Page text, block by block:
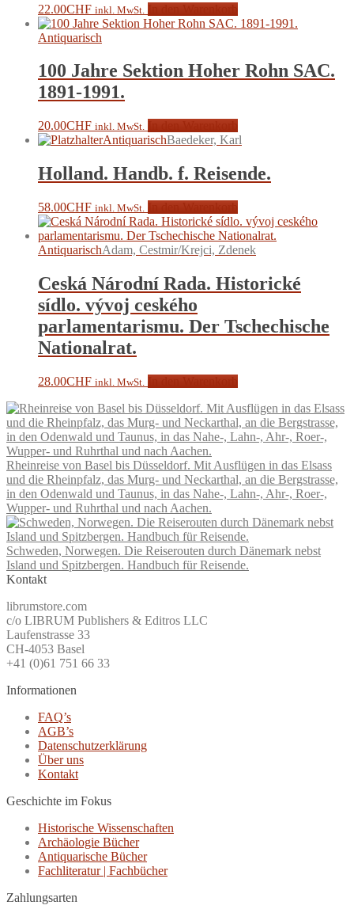
22.00CHF inkl. MwSt.
Antiquarisch
100 Jahre Sektion Hoher Rohn SAC.
1891-1991.
20.00CHF inkl. MwSt.
AntiquarischBaedeker, Karl
Holland. Handb. f. Reisende.
58.00CHF inkl. MwSt.
AntiquarischAdam, Cestmir/Krejci, Zdenek
Ceská Národní Rada. Historické
sídlo. vývoj ceského
parlamentarismu. Der Tschechische
Nationalrat.
28.00CHF inkl. MwSt.
Rheinreise von Basel bis Düsseldorf. Mit Ausflügen in das Elsass
und die Rheinpfalz, das Murg- und Neckarthal, an die Bergstrasse,
in den Odenwald und Taunus, in das Nahe-, Lahn-, Ahr-, Roer-,
Wupper- und Ruhrthal und nach Aachen.
Schweden, Norwegen. Die Reiserouten durch Dänemark nebst
Island und Spitzbergen. Handbuch für Reisende.
Kontakt
librumstore.com
c/o LIBRUM Publishers & Editros LLC
Laufenstrasse 33
CH-4053 Basel
+41 (0)61 751 66 33
Informationen
FAQ’s
AGB’s
Datenschutzerklärung
Über uns
Kontakt
Geschichte im Fokus
Historische Wissenschaften
Archäologie Bücher
Antiquarische Bücher
Fachliteratur | Fachbücher
Zahlungsarten